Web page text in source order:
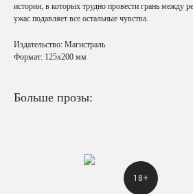
истории, в которых трудно провести грань между
ужас подавляет все остальные чувства.
Издательство: Магистраль
Формат: 125x200 мм
Больше прозы:
18+